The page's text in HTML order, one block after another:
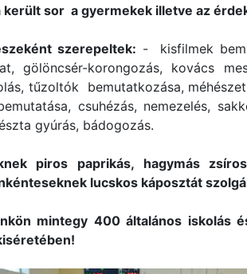
került sor a gyermekek illetve az
szerepeltek: - kisfilmek
gölöncsér-korongozás, kovács
tűzoltók bemutatkozása,
csuhézás, nemezelés,
gyúrás, bádogozás.
piros paprikás, hagymás
lucskos káposztát
mintegy 400 általános